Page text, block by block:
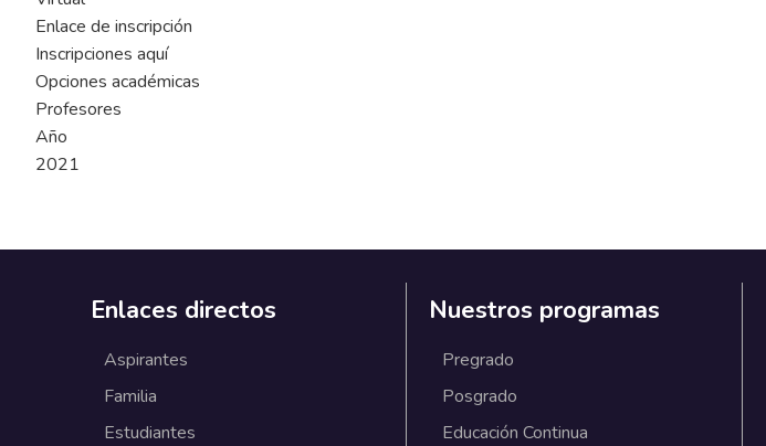
Enlace de inscripción
Inscripciones aquí
Opciones académicas
Profesores
Año
2021
Enlaces directos
Aspirantes
Familia
Estudiantes
Nuestros programas
Pregrado
Posgrado
Educación Continua